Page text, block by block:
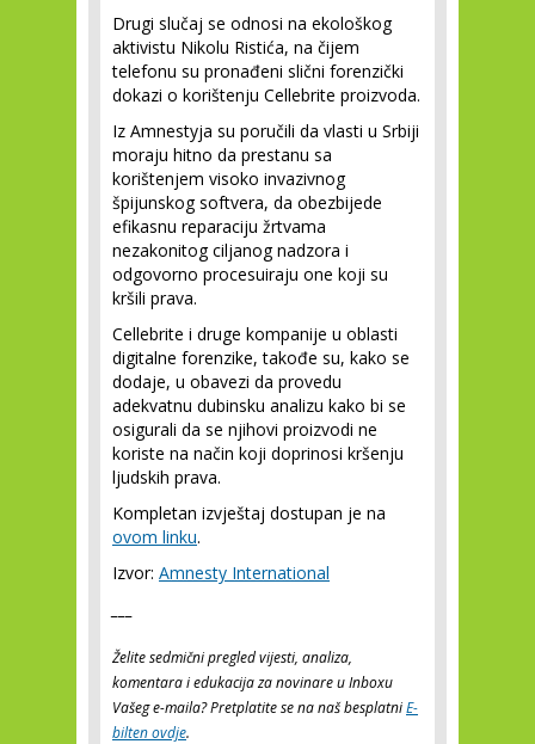
Drugi slučaj se odnosi na ekološkog
aktivistu Nikolu Ristića, na čijem
telefonu su pronađeni slični forenzički
dokazi o korištenju Cellebrite proizvoda.
Iz Amnestyja su poručili da vlasti u Srbiji
moraju hitno da prestanu sa
korištenjem visoko invazivnog
špijunskog softvera, da obezbijede
efikasnu reparaciju žrtvama
nezakonitog ciljanog nadzora i
odgovorno procesuiraju one koji su
kršili prava.
Cellebrite i druge kompanije u oblasti
digitalne forenzike, takođe su, kako se
dodaje, u obavezi da provedu
adekvatnu dubinsku analizu kako bi se
osigurali da se njihovi proizvodi ne
koriste na način koji doprinosi kršenju
ljudskih prava.
Kompletan izvještaj dostupan je na
ovom linku.
Izvor: Amnesty International
Želite sedmični pregled vijesti, analiza,
komentara i edukacija za novinare u Inboxu
Vašeg e-maila? Pretplatite se na naš besplatniE-
bilten ovdje.